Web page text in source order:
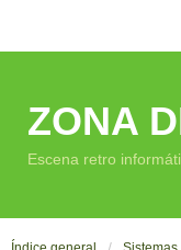
ZONA
Escena retro